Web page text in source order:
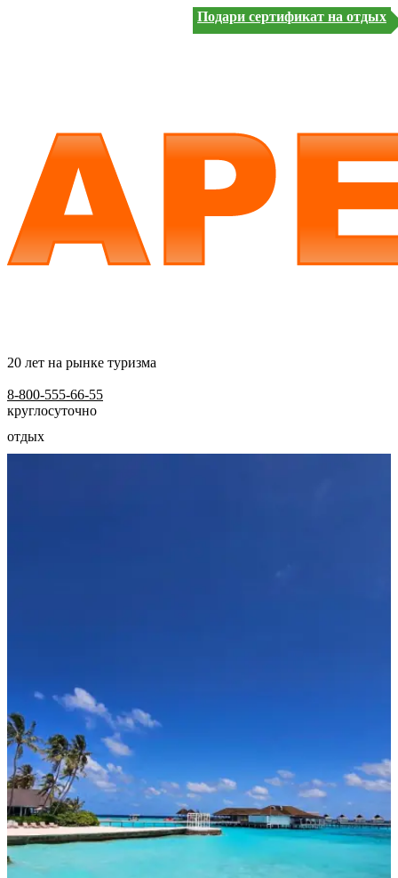
Подари сертификат на отдых
20 лет на рынке туризма
8-800-555-66-55
круглосуточно
отдых